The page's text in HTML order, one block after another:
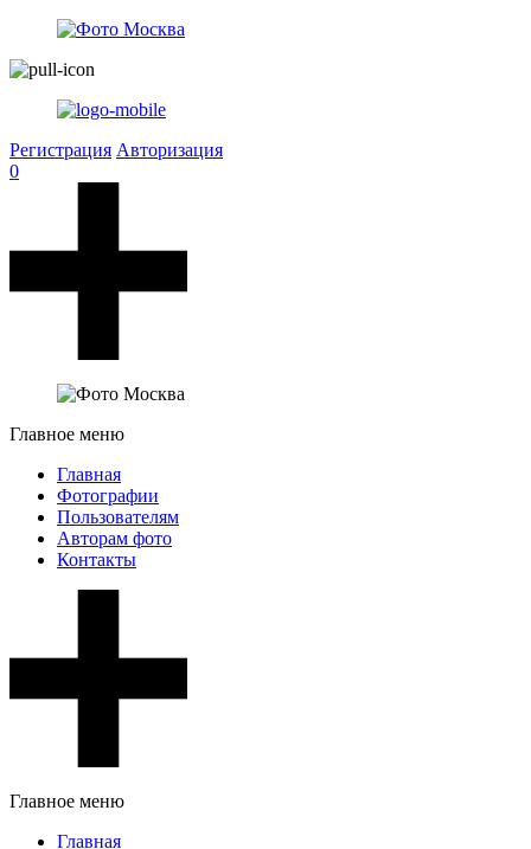
Регистрация Авторизация
0
Главное меню
Главная
Фотографии
Пользователям
Авторам фото
Контакты
Главное меню
Главная